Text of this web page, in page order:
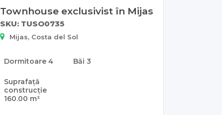
Townhouse exclusivist în Mijas
SKU: TUSO0735
Mijas, Costa del Sol
Dormitoare 4 Băi 3
Suprafață
construcție
160.00 m²